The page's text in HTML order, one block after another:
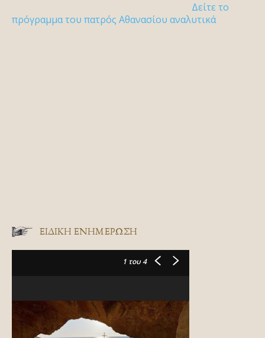
Δείτε το
πρόγραμμα του πατρός Αθανασίου αναλυτικά
ΕΙΔΙΚΉ ΕΝΗΜΈΡΩΣΗ
1 του 4